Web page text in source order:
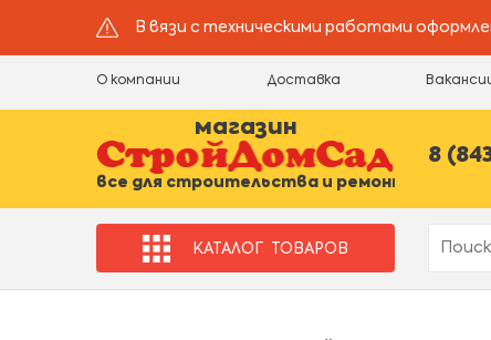
В вязи с техническими работами
О компании Доставка
магазин
все для строительства и ремонта
8
КАТАЛОГ ТОВАРОВ